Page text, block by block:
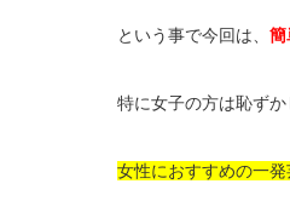
という事で今回は、 簡
特に女子の方は恥ずか
女性におすすめの一発